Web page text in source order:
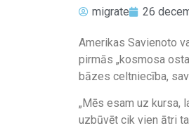
migrate 26
Amerikas Savienoto
pirmās „kosmosa
bāzes celtniecība,
„Mēs esam uz kursa,
uzbūvēt cik vien ātri